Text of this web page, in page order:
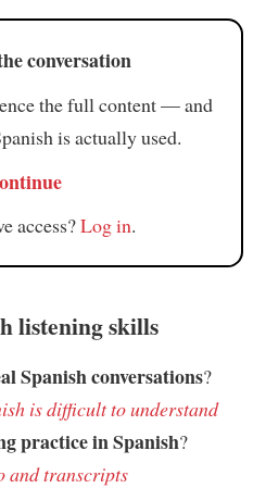
conversation
the full content — and
is actually used.
access?Log in.
listening skills
Spanish conversations?
is difficult to understand
practice in Spanish?
and transcripts